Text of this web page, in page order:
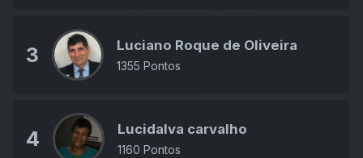
3 Luciano Roque de Oliveira
1355 Pontos
4 Lucidalva carvalho
1160 Pontos